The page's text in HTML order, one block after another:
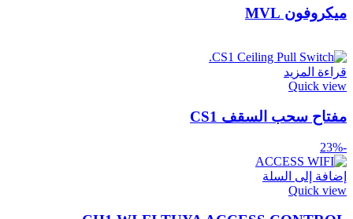
ميكروفون MVL
قراءة المزيد
Quick view
مفتاح سحب السقف CS1
-23%
إضافة إلى السلة
Quick view